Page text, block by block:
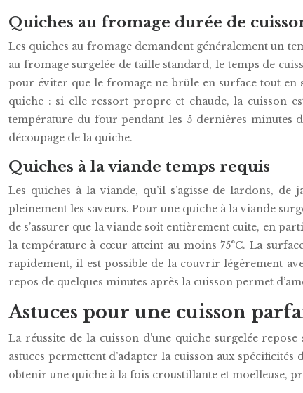
Quiches au fromage durée de
Les quiches au fromage demandent généralement un
au fromage surgelée de taille standard, le temps de
pour éviter que le fromage ne brûle en surface tout en
quiche : si elle ressort propre et chaude, la cuisson
température du four pendant les 5 dernières minutes
découpage de la quiche.
Quiches à la viande temps requis
Les quiches à la viande, qu’il s’agisse de lardons,
pleinement les saveurs. Pour une quiche à la viande
de s’assurer que la viande soit entièrement cuite, en
la température à cœur atteint au moins 75°C. La
rapidement, il est possible de la couvrir légèrement
repos de quelques minutes après la cuisson permet
Astuces pour une cuisson
La réussite de la cuisson d’une quiche surgelée
astuces permettent d’adapter la cuisson aux
obtenir une quiche à la fois croustillante et moelleuse,